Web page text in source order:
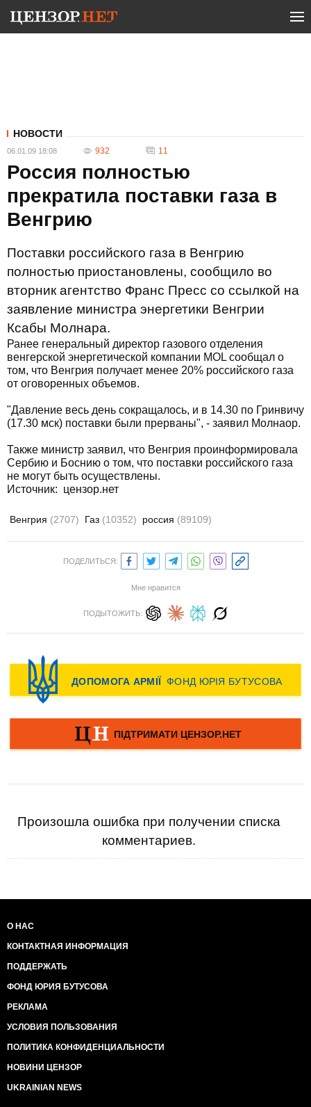
НОВОСТИ
06.01.09 18:08 932 11
Россия полностью
прекратила поставки газа в
Венгрию
Поставки российского газа в Венгрию
полностью приостановлены, сообщило во
вторник агентство Франс Пресс со ссылкой на
заявление министра энергетики Венгрии
Ксабы Молнара.
Ранее генеральный директор газового отделения
венгерской энергетической компании MOL сообщал о
том, что Венгрия получает менее 20% российского газа
от оговоренных объемов.
"Давление весь день сокращалось, и в 14.30 по Гринвичу
(17.30 мск) поставки были прерваны", - заявил Молнаор.
Также министр заявил, что Венгрия проинформировала
Сербию и Боснию о том, что поставки российского газа
не могут быть осуществлены.
Источник: цензор.нет
Венгрия (2707) Газ (10352) россия (89109)
ПОДЕЛИТЬСЯ:
Мне нравится
ПОДЫТОЖИТЬ:
Произошла ошибка при получении списка
комментариев.
О НАС
КОНТАКТНАЯ ИНФОРМАЦИЯ
ПОДДЕРЖАТЬ
ФОНД ЮРИЯ БУТУСОВА
РЕКЛАМА
УСЛОВИЯ ПОЛЬЗОВАНИЯ
ПОЛИТИКА КОНФИДЕНЦИАЛЬНОСТИ
НОВИНИ ЦЕНЗОР
UKRAINIAN NEWS